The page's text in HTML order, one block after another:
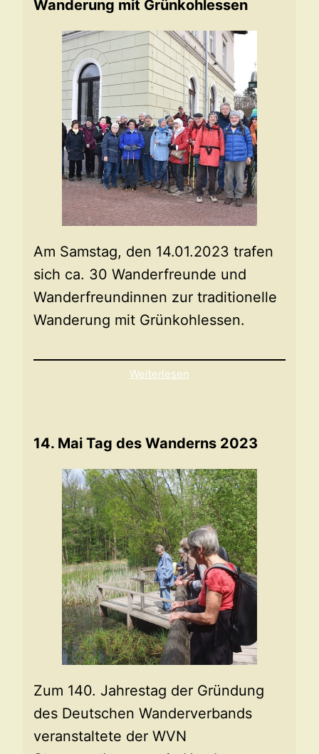
Wanderung mit Grünkohlessen
Am Samstag, den 14.01.2023 trafen
sich ca. 30 Wanderfreunde und
Wanderfreundinnen zur traditionelle
Wanderung mit Grünkohlessen.
Weiterlesen
14. Mai Tag des Wanderns 2023
Zum 140. Jahrestag der Gründung
des Deutschen Wanderverbands
veranstaltete der WVN